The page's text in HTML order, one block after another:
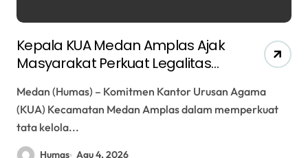
Kepala KUA Medan Amplas Ajak
Masyarakat Perkuat Legalitas
Medan (Humas) – Komitmen Kantor Urusan Agama
(KUA) Kecamatan Medan Amplas dalam memperkuat
tata kelola...
Humas Agu 4, 2026